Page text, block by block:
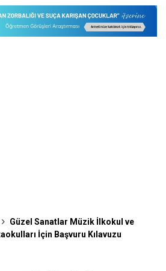
Güzel Sanatlar Müzik İlkokul ve
İçin Başvuru Kılavuzu